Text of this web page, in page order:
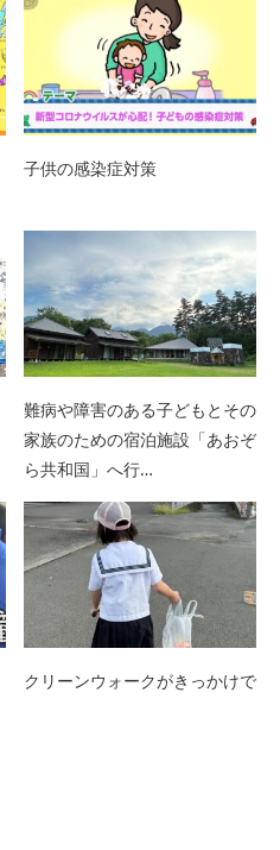
子供の感染症対策
難病や障害のある子どもとその
家族のための宿泊施設「あおぞ
ら共和国」へ行…
クリーンウォークがきっかけで